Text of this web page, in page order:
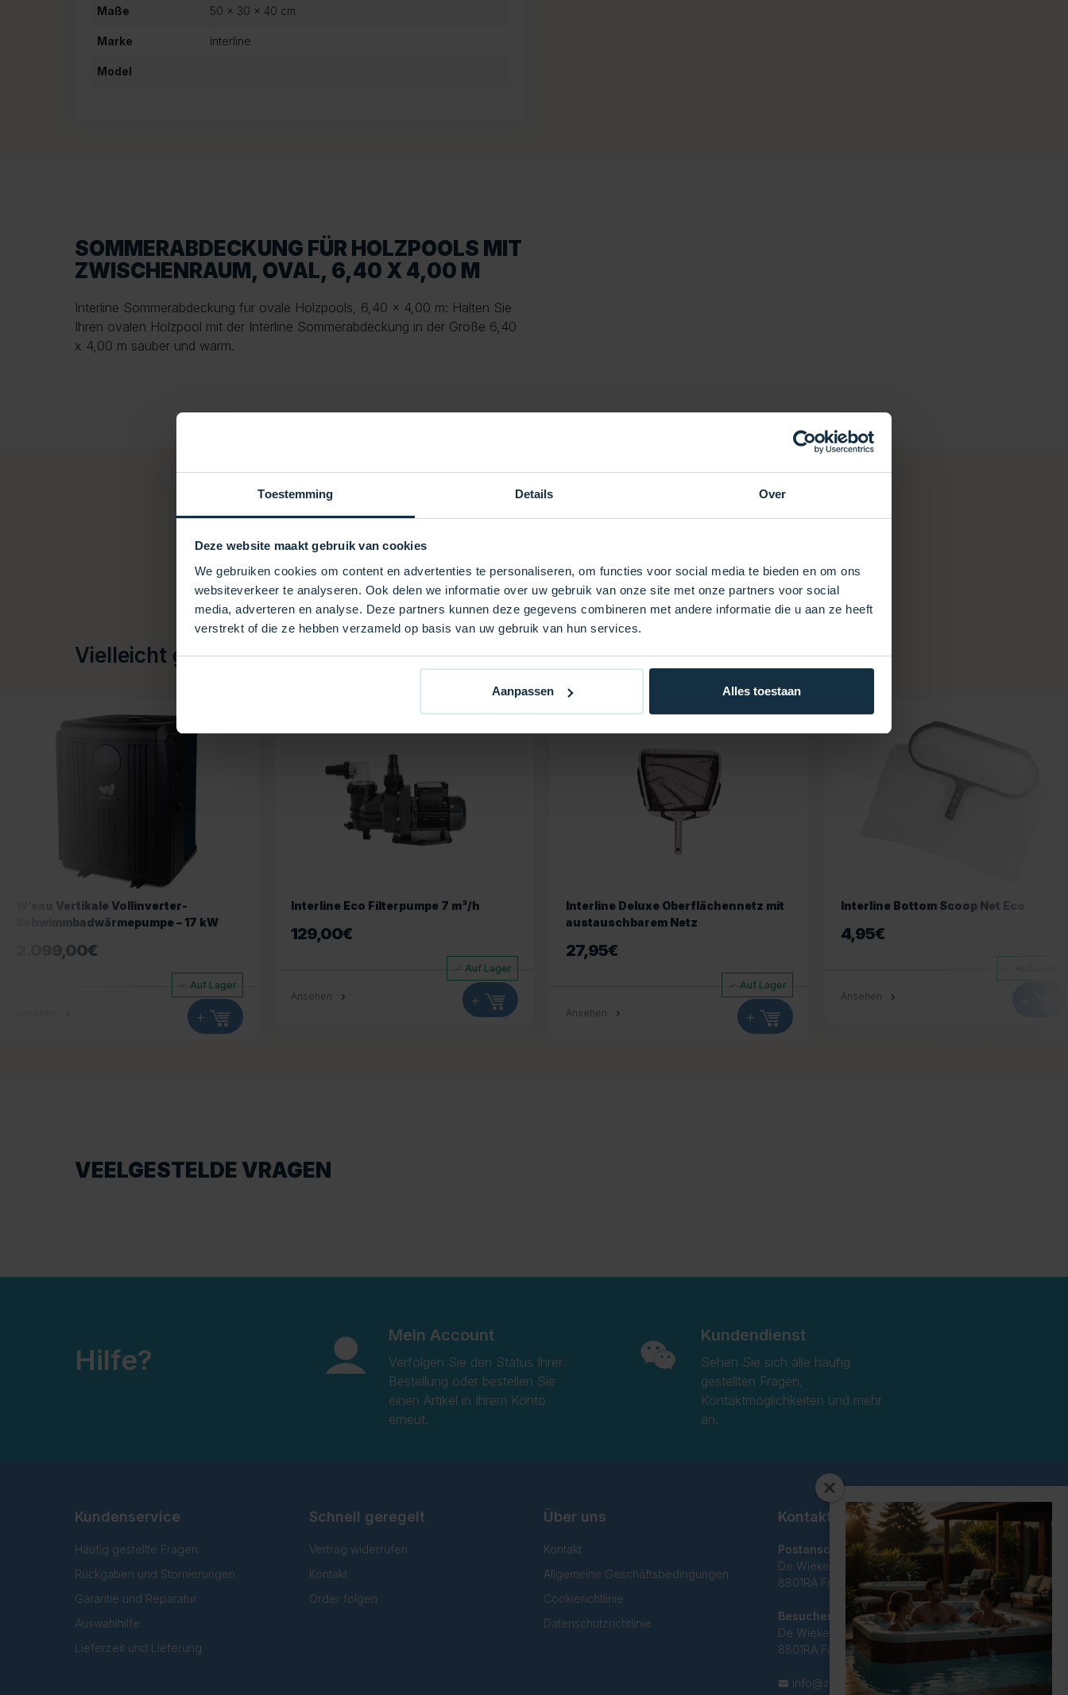
Toestemming Details Over
Deze website maakt gebruik van cookies
We gebruiken cookies om content en advertenties te personaliseren, om functies voor social media te bieden en om ons
websiteverkeer te analyseren. Ook delen we informatie over uw gebruik van onze site met onze partners voor social
media, adverteren en analyse. Deze partners kunnen deze gegevens combineren met andere informatie die u aan ze heeft
verstrekt of die ze hebben verzameld op basis van uw gebruik van hun services.
Aanpassen Alles toestaan
Maße 50 × 30 × 40 cm
Marke Interline
Model
SOMMERABDECKUNG FÜR HOLZPOOLS MIT
ZWISCHENRAUM, OVAL, 6,40 X 4,00 M
Interline Sommerabdeckung für ovale Holzpools, 6,40 x 4,00 m: Halten Sie
Ihren ovalen Holzpool mit der Interline Sommerabdeckung in der Größe 6,40
x 4,00 m sauber und warm.
Vielleicht gefällt Ihnen das auch
W’eau Vertikale Vollinverter-
Schwimmbadwärmepumpe – 17 kW
2.099,00€
Auf Lager
+
Interline Eco Filterpumpe 7 m³/h
129,00€
Auf Lager
Ansehen +
Interline Deluxe Oberflächennetz mit
austauschbarem Netz
27,95€
Auf Lager
Ansehen +
Interline Bottom Scoop Net Eco
4,95€
Ansehen
VEELGESTELDE VRAGEN
Hilfe?
Mein Account
Verfolgen Sie den Status Ihrer
Bestellung oder bestellen Sie
einen Artikel in Ihrem Konto
erneut.
Kundendienst
Sehen Sie sich alle häufig
gestellten Fragen,
Kontaktmöglichkeiten und mehr
an.
Kundenservice
Häufig gestellte Fragen
Rückgaben und Stornierungen
Garantie und Reparatur
Auswahlhilfe
Lieferzeit und Lieferung
Schnell geregelt
Vertrag widerrufen
Kontakt
Order folgen
Über uns
Kontakt
Allgemeine Geschäftsbedingungen
Cookierichtlinie
Datenschutzrichtlinie
Kontakt
Postanschrift
De Wieken 29C
8801RA Franeker
Besucheradresse
De Wieken 29C
8801RA Franeker
info@zwemreus.nl